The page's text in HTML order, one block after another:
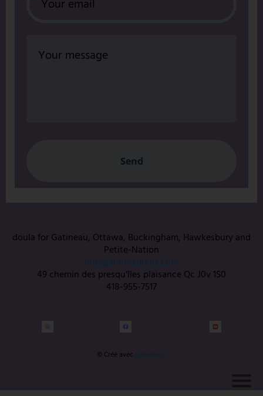
Send
doula for Gatineau, Ottawa, Buckingham, Hawkesbury and
Petite-Nation
info@annmadoula.com
49 chemin des presqu'îles plaisance Qc J0v 1S0
418-955-7517
© Créé avec systeme.io